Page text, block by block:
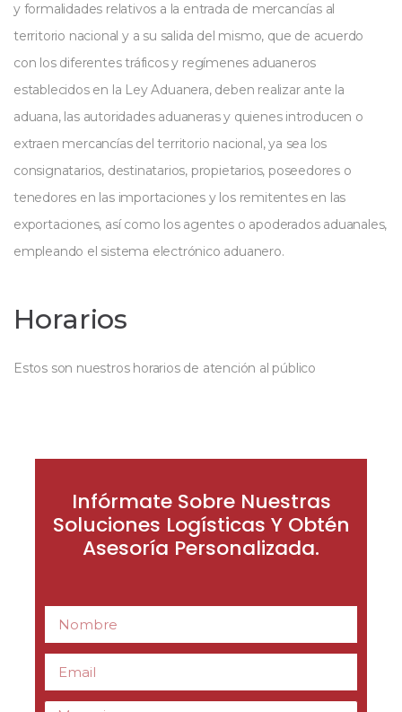
y formalidades relativos a la entrada de mercancías al
territorio nacional y a su salida del mismo, que de acuerdo
con los diferentes tráficos y regímenes aduaneros
establecidos en la Ley Aduanera, deben realizar ante la
aduana, las autoridades aduaneras y quienes introducen o
extraen mercancías del territorio nacional, ya sea los
consignatarios, destinatarios, propietarios, poseedores o
tenedores en las importaciones y los remitentes en las
exportaciones, así como los agentes o apoderados aduanales,
empleando el sistema electrónico aduanero.
Horarios
Estos son nuestros horarios de atención al público
Infórmate Sobre Nuestras
Soluciones Logísticas Y Obtén
Asesoría Personalizada.